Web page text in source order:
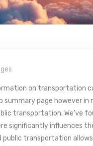
on transportation
summary page however in
transportation. We’ve
significantly influences
public transportation